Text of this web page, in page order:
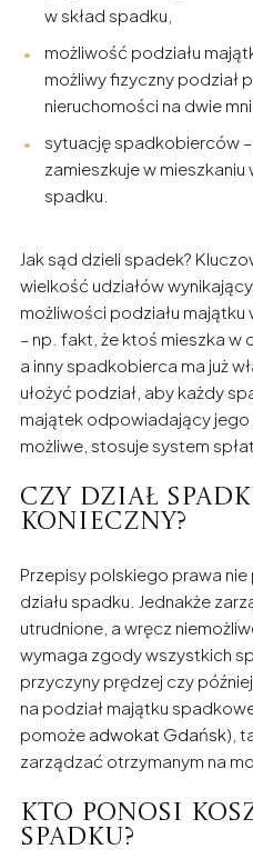
w skład spadku,
możliwość podziału
możliwy fizyczny podział
nieruchomości na dwie
sytuację spadkobierców
zamieszkuje w
spadku.
Jak sąd dzieli spadek?
wielkość udziałów
możliwości podziału
– np. fakt, że ktoś mieszka w
a inny spadkobierca ma już
ułożyć podział, aby każdy
majątek odpowiadający jego
możliwe, stosuje system
Czy dział
konieczny?
Przepisy polskiego prawa
działu spadku. Jednakże
utrudnione, a wręcz
wymaga zgody wszystkich
przyczyny prędzej czy
na podział majątku
pomoże adwokat Gdańsk),
zarządzać otrzymanym na
Kto ponosi
spadku?